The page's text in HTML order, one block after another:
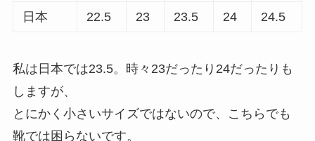
日本 22.5 23 23.5 24 24.5
私は日本では23.5。時々23だったり24だったりも
しますが、
とにかく小さいサイズではないので、こちらでも
靴では困らないです。